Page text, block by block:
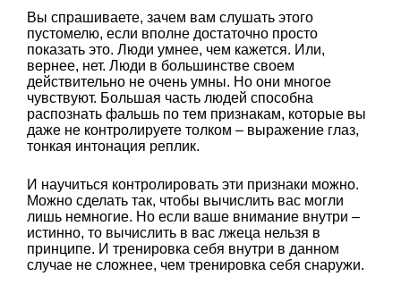
Вы спрашиваете, зачем вам слушать этого
пустомелю, если вполне достаточно просто
показать это. Люди умнее, чем кажется. Или,
вернее, нет. Люди в большинстве своем
действительно не очень умны. Но они многое
чувствуют. Большая часть людей способна
распознать фальшь по тем признакам, которые вы
даже не контролируете толком – выражение глаз,
тонкая интонация реплик.
И научиться контролировать эти признаки можно.
Можно сделать так, чтобы вычислить вас могли
лишь немногие. Но если ваше внимание внутри –
истинно, то вычислить в вас лжеца нельзя в
принципе. И тренировка себя внутри в данном
случае не сложнее, чем тренировка себя снаружи.